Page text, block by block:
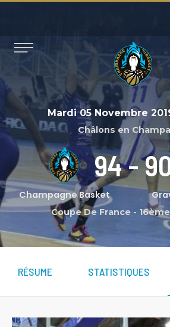
Mardi 05 Novembre
Châlons en
Champagne Basket
94-
Coupe De France -
RÉSUME STATISTIQUES